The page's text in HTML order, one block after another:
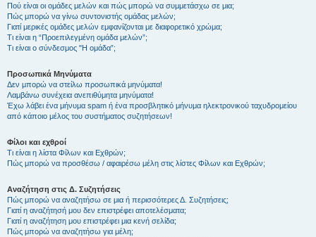
Πού είναι οι ομάδες μελών και πώς μπορώ να συμμετάσχω σε μια;
Πώς μπορώ να γίνω συντονιστής ομάδας μελών;
Γιατί μερικές ομάδες μελών εμφανίζονται με διαφορετικό χρώμα;
Τι είναι η “Προεπιλεγμένη ομάδα μελών”;
Τι είναι ο σύνδεσμος "Η ομάδα”;
Προσωπικά Μηνύματα
Δεν μπορώ να στείλω προσωπικά μηνύματα!
Λαμβάνω συνέχεια ανεπιθύμητα μηνύματα!
Έχω λάβει ένα μήνυμα spam ή ένα προσβλητικό μήνυμα ηλεκτρονικού ταχυδρομείου
από κάποιο μέλος του συστήματος συζητήσεων!
Φίλοι και εχθροί
Τι είναι η λίστα Φίλων και Εχθρών;
Πώς μπορώ να προσθέσω / αφαιρέσω μέλη στις λίστες Φίλων και Εχθρών;
Αναζήτηση στις Δ. Συζητήσεις
Πώς μπορώ να αναζητήσω σε μια ή περισσότερες Δ. Συζητήσεις;
Γιατί η αναζήτησή μου δεν επιστρέφει αποτελέσματα;
Γιατί η αναζήτηση μου επιστρέφει μια κενή σελίδα;
Πώς μπορώ να αναζητήσω για μέλη;